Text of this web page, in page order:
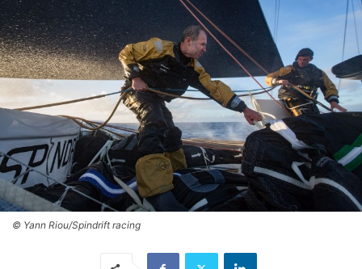
© Yann Riou/Spindrift racing